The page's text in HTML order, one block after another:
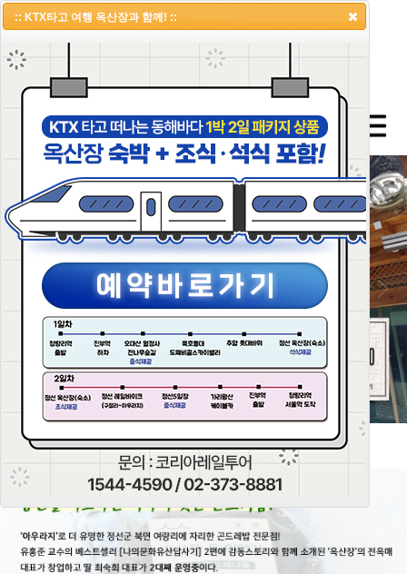
:: KTX타고 여행 옥산장과 함께! ::